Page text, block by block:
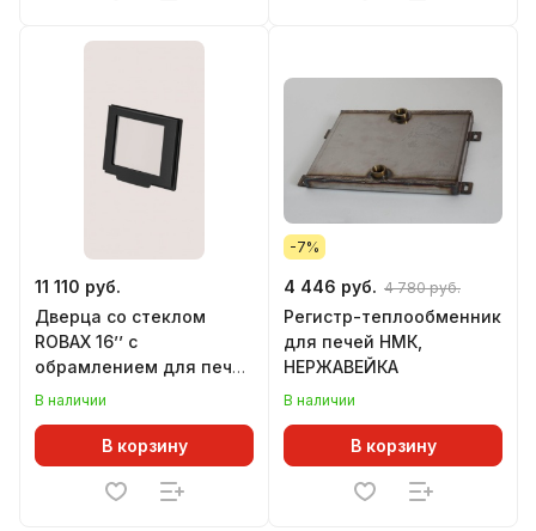
11 110 руб.
Дверца со стеклом
ROBAX 16’’ c
обрамлением для печей
ПАНОРАМА НОВАЯ РУСЬ,
В наличии
В корзину
-7%
4 446 руб. 4 780 руб.
Регистр-теплообменник
для печей НМК,
НЕРЖАВЕЙКА
В наличии
В корзину